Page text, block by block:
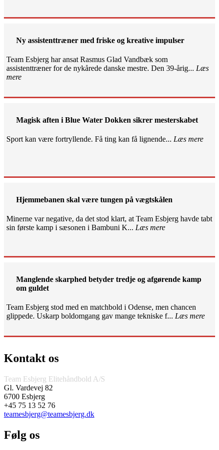
Ny assistenttræner med friske og kreative impulser
Team Esbjerg har ansat Rasmus Glad Vandbæk som
assistenttræner for de nykårede danske mestre. Den 39-årig... Læs
mere
Magisk aften i Blue Water Dokken sikrer mesterskabet
Sport kan være fortryllende. Få ting kan få lignende... Læs mere
Hjemmebanen skal være tungen på vægtskålen
Minerne var negative, da det stod klart, at Team Esbjerg havde tabt
sin første kamp i sæsonen i Bambuni K... Læs mere
Manglende skarphed betyder tredje og afgørende kamp
om guldet
Team Esbjerg stod med en matchbold i Odense, men chancen
glippede. Uskarp boldomgang gav mange tekniske f... Læs mere
Kontakt os
Team Esbjerg Elitehåndbold A/S
Gl. Vardevej 82
6700 Esbjerg
+45 75 13 52 76
teamesbjerg@teamesbjerg.dk
Følg os